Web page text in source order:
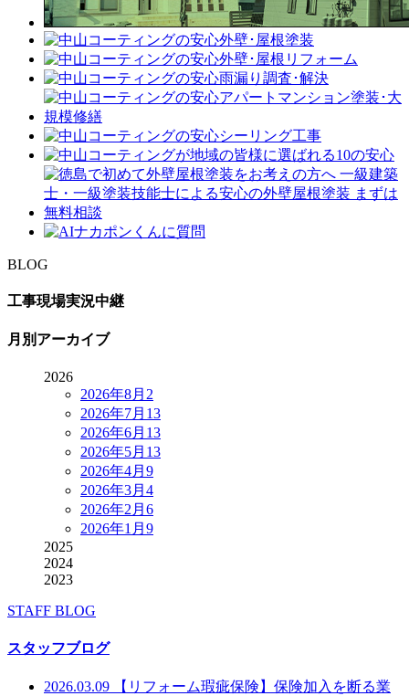
BLOG
工事現場実況中継
月別アーカイブ
2026
2026年8月 2
2026年7月 13
2026年6月 13
2026年5月 13
2026年4月 9
2026年3月 4
2026年2月 6
2026年1月 9
2025
2024
2023
STAFF BLOG
スタッフブログ
2026.03.09
【リフォーム瑕疵保険】保険加入を断る業